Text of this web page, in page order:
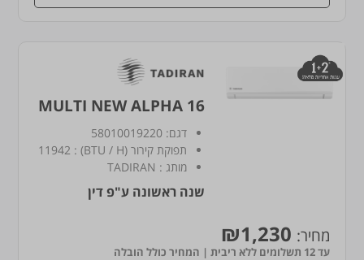
MULTI NEW ALPHA 16
דגם: 58010019220
תפוקת קירור (BTU / H)
:
11942
מותג :
TADIRAN
שנה ראשונה ע"פ דין
מחיר: ₪1,230
עד 12 תשלומים ללא ריבית | המחיר כולל הובלה